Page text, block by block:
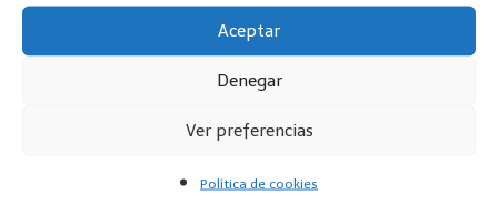
Aceptar
Denegar
Ver preferencias
Política de cookies
1.545
Ver otras ofertas de neveras personales en